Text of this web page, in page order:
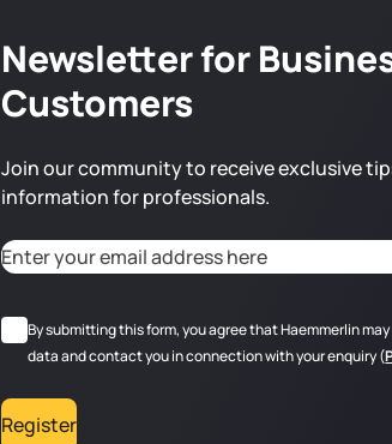
Newsletter for
Customers
Join our community to receive exclusive
information for professionals.
Adresse email*
RGPD*
By submitting this form, you agree that Haemmerlin
data and contact you in connection with your enquiry (
CAPTCHA
Register